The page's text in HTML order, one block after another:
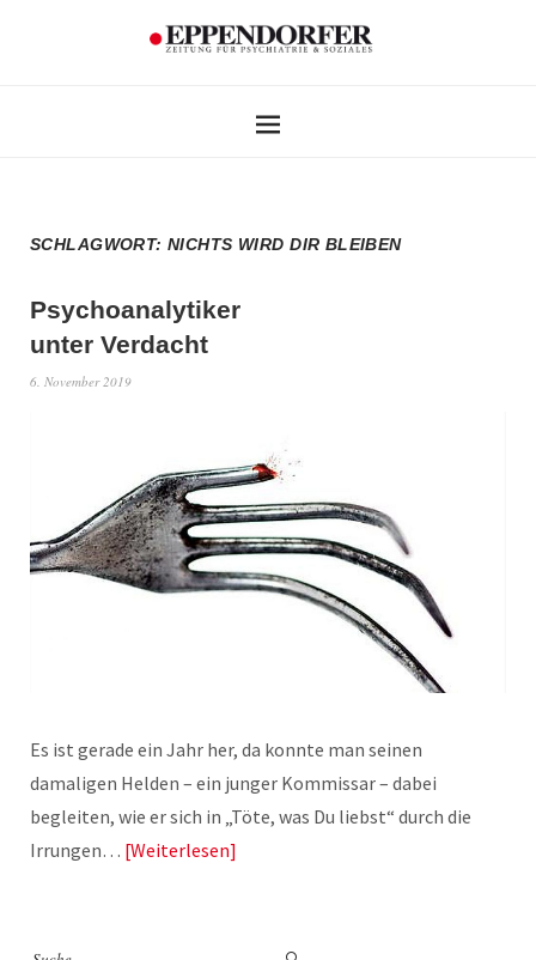
SCHLAGWORT:NICHTS WIRD DIR BLEIBEN
Psychoanalytiker
unter Verdacht
6. November 2019
Es ist gerade ein Jahr her, da konnte man seinen
damaligen Helden – ein junger Kommissar – dabei
begleiten, wie er sich in „Töte, was Du liebst“ durch die
Irrungen… Weiterlesen